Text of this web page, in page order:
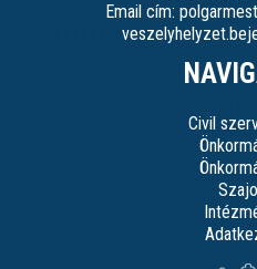
Email cím:
Civil